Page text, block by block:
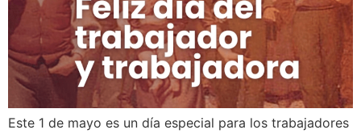
Este 1 de mayo es un día especial para los trabajadores